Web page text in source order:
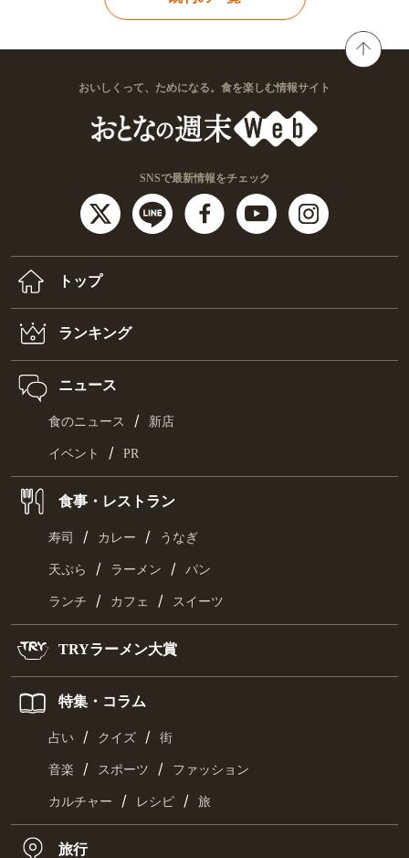
おいしくって、ためになる。食を楽しむ情報サイト
SNSで最新情報をチェック
トップ
ランキング
ニュース
食のニュース / 新店
イベント / PR
食事・レストラン
寿司 / カレー / うなぎ
天ぷら / ラーメン / パン
ランチ / カフェ / スイーツ
TRYラーメン大賞
特集・コラム
占い / クイズ / 街
音楽 / スポーツ / ファッション
カルチャー / レシピ / 旅
旅行